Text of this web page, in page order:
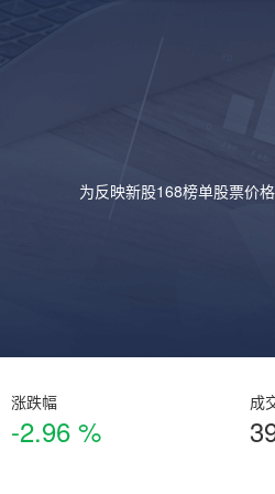
为反映新股168榜单股票价
涨跌幅
-2.96 %
成